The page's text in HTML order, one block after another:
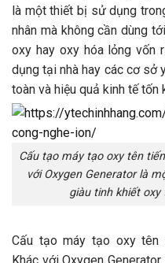
là một thiết bị sử dụng
nhân mà không cần dùng
oxy hay oxy hóa lỏng vốn
dụng tại nhà hay các cơ sở
toàn và hiệu quả kinh tế
Cấu tạo máy tạo oxy tên
với Oxygen Generator là
giàu tinh khiết
Cấu tạo máy tạo oxy tên